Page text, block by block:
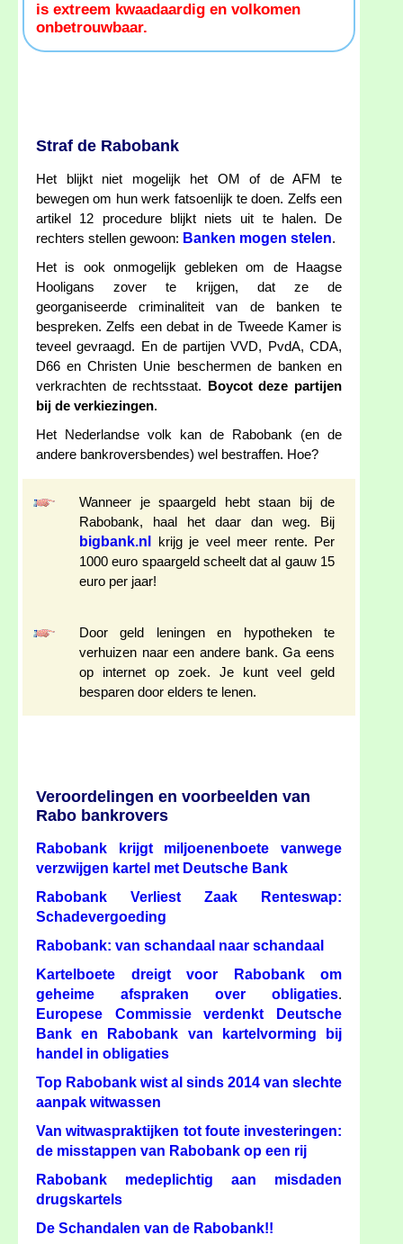
is extreem kwaadaardig en volkomen
onbetrouwbaar.
Straf de Rabobank
Het blijkt niet mogelijk het OM of de AFM te
bewegen om hun werk fatsoenlijk te doen. Zelfs een
artikel 12 procedure blijkt niets uit te halen. De
rechters stellen gewoon: Banken mogen stelen.
Het is ook onmogelijk gebleken om de Haagse
Hooligans zover te krijgen, dat ze de
georganiseerde criminaliteit van de banken te
bespreken. Zelfs een debat in de Tweede Kamer is
teveel gevraagd. En de partijen VVD, PvdA, CDA,
D66 en Christen Unie beschermen de banken en
verkrachten de rechtsstaat.
Boycot deze partijen
bij de verkiezingen.
Het Nederlandse volk kan de Rabobank (en de
andere bankroversbendes) wel bestraffen. Hoe?
Wanneer je spaargeld hebt staan bij de
Rabobank, haal het daar dan weg. Bij
bigbank.nl
krijg je veel meer rente. Per
1000 euro spaargeld scheelt dat al gauw 15
euro per jaar!
Door geld leningen en hypotheken te
verhuizen naar een andere bank. Ga eens
op internet op zoek. Je kunt veel geld
besparen door elders te lenen.
Veroordelingen en voorbeelden van
Rabo bankrovers
Rabobank krijgt miljoenenboete vanwege
verzwijgen kartel met Deutsche Bank
Rabobank Verliest Zaak Renteswap:
Schadevergoeding
Rabobank: van schandaal naar schandaal
Kartelboete dreigt voor Rabobank om
geheime afspraken over obligaties.
Europese Commissie verdenkt Deutsche
Bank en Rabobank van kartelvorming bij
handel in obligaties
Top Rabobank wist al sinds 2014 van slechte
aanpak witwassen
Van witwaspraktijken tot foute investeringen:
de misstappen van Rabobank op een rij
Rabobank medeplichtig aan misdaden
drugskartels
De Schandalen van de Rabobank!!